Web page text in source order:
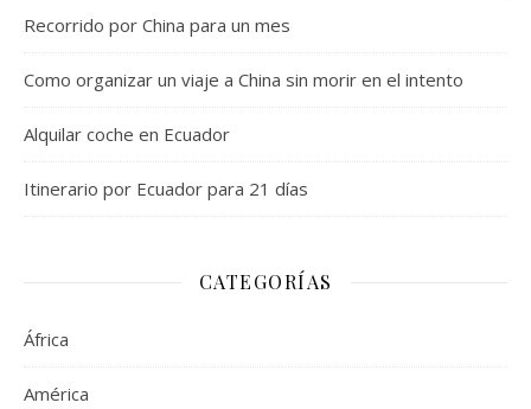
Recorrido por China para un mes
Como organizar un viaje a China sin morir en el intento
Alquilar coche en Ecuador
Itinerario por Ecuador para 21 días
CATEGORÍAS
África
América